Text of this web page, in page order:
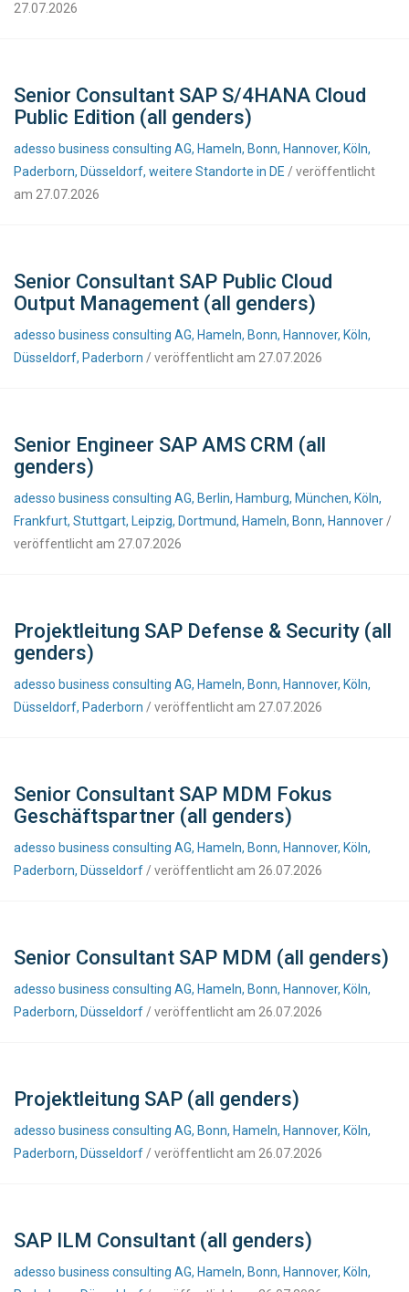
27.07.2026
Senior Consultant SAP S/4HANA Cloud
Public Edition (all genders)
adesso business consulting AG, Hameln, Bonn, Hannover, Köln,
Paderborn, Düsseldorf, weitere Standorte in DE / veröffentlicht
am 27.07.2026
Senior Consultant SAP Public Cloud
Output Management (all genders)
adesso business consulting AG, Hameln, Bonn, Hannover, Köln,
Düsseldorf, Paderborn / veröffentlicht am 27.07.2026
Senior Engineer SAP AMS CRM (all
genders)
adesso business consulting AG, Berlin, Hamburg, München, Köln,
Frankfurt, Stuttgart, Leipzig, Dortmund, Hameln, Bonn, Hannover /
veröffentlicht am 27.07.2026
Projektleitung SAP Defense & Security (all
genders)
adesso business consulting AG, Hameln, Bonn, Hannover, Köln,
Düsseldorf, Paderborn / veröffentlicht am 27.07.2026
Senior Consultant SAP MDM Fokus
Geschäftspartner (all genders)
adesso business consulting AG, Hameln, Bonn, Hannover, Köln,
Paderborn, Düsseldorf / veröffentlicht am 26.07.2026
Senior Consultant SAP MDM (all genders)
adesso business consulting AG, Hameln, Bonn, Hannover, Köln,
Paderborn, Düsseldorf / veröffentlicht am 26.07.2026
Projektleitung SAP (all genders)
adesso business consulting AG, Bonn, Hameln, Hannover, Köln,
Paderborn, Düsseldorf / veröffentlicht am 26.07.2026
SAP ILM Consultant (all genders)
adesso business consulting AG, Hameln, Bonn, Hannover, Köln,